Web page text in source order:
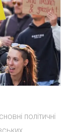
політичні